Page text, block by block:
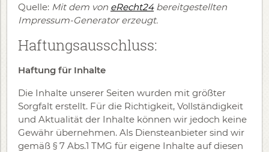
Quelle: Mit dem von eRecht24bereitgestellten
Impressum-Generator erzeugt.
Haftungsausschluss:
Haftung für Inhalte
Die Inhalte unserer Seiten wurden mit größter
Sorgfalt erstellt. Für die Richtigkeit, Vollständigkeit
und Aktualität der Inhalte können wir jedoch keine
Gewähr übernehmen. Als Diensteanbieter sind wir
gemäß § 7 Abs.1 TMG für eigene Inhalte auf diesen